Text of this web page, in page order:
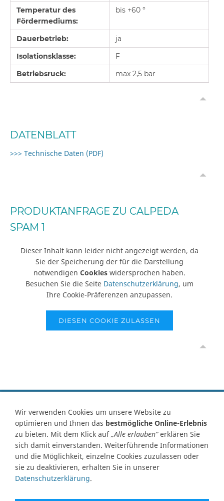
Temperatur des
Fördermediums:
bis +60 °
Dauerbetrieb:
ja
Isolationsklasse:
F
Betriebsruck:
max 2,5 bar
DATENBLATT
>>> Technische Daten (PDF)
PRODUKTANFRAGE ZU CALPEDA
SPAM 1
Dieser Inhalt kann leider nicht angezeigt werden, da
Sie der Speicherung der für die Darstellung
notwendigen Cookies widersprochen haben.
Besuchen Sie die Seite Datenschutzerklärung, um
Ihre Cookie-Präferenzen anzupassen.
DIESEN COOKIE ZULASSEN
Vertrag widerrufen
Kontakt Ersatzteile-AnfrageZahlungsartenVersand
WiderrufsrechtWiderrufsformularAGB Datenschutz
ImpressumIhre Cookie Einstellungen
Abbildungen können von Originalware abweichen! Angabe von
technischen Daten und Lieferzeit unter Vorbehalt.
Wir verwenden Cookies um unsere Website zu
optimieren und Ihnen das bestmögliche Online-Erlebnis
zu bieten. Mit dem Klick auf„Alle erlauben“erklären Sie
sich damit einverstanden. Weiterführende Informationen
und die Möglichkeit, einzelne Cookies zuzulassen oder
sie zu deaktivieren, erhalten Sie in unserer
Datenschutzerklärung.